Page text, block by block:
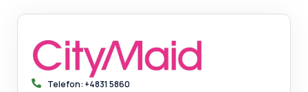
Telefon: +4831 5860